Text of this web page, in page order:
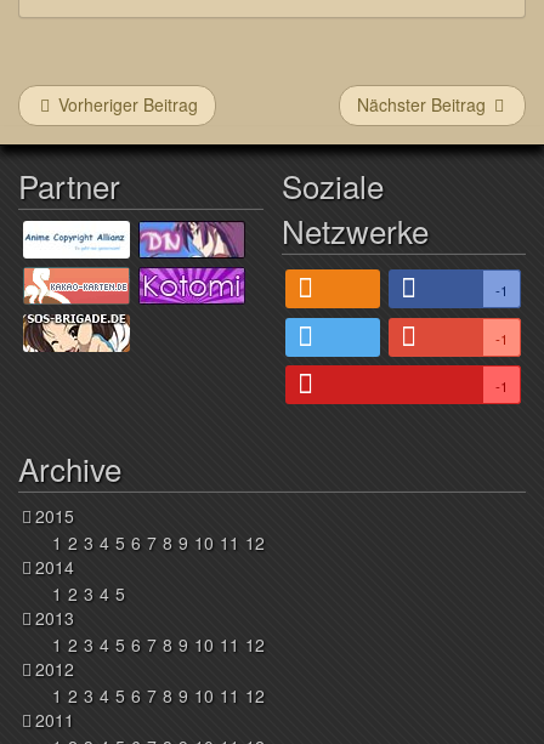
Vorheriger Beitrag Nächster Beitrag
Partner
Soziale
Netzwerke
-1
-1
-1
Archive
2015
1 2 3 4 5 6 7 8 9 10 11 12
2014
1 2 3 4 5
2013
1 2 3 4 5 6 7 8 9 10 11 12
2012
1 2 3 4 5 6 7 8 9 10 11 12
2011